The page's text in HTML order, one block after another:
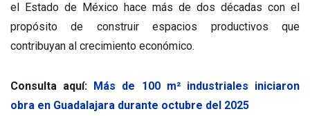
el Estado de México hace más de dos décadas con el
propósito de construir espacios productivos que
contribuyan al crecimiento económico.
Consulta aquí:
Más de 100 m² industriales iniciaron
obra en Guadalajara durante octubre del 2025